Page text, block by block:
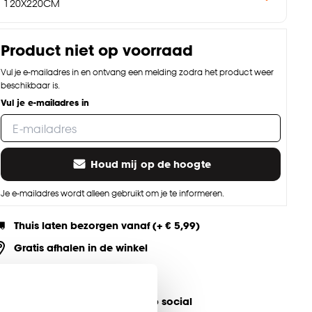
120X220CM
Product niet op voorraad
Vul je e-mailadres in en ontvang een melding zodra het product weer
beschikbaar is.
Vul je e-mailadres in
Houd mij op de hoogte
Je e-mailadres wordt alleen gebruikt om je te informeren.
Thuis laten bezorgen vanaf (+ € 5,99)
Gratis afhalen in de winkel
jouw product & volg ons op social